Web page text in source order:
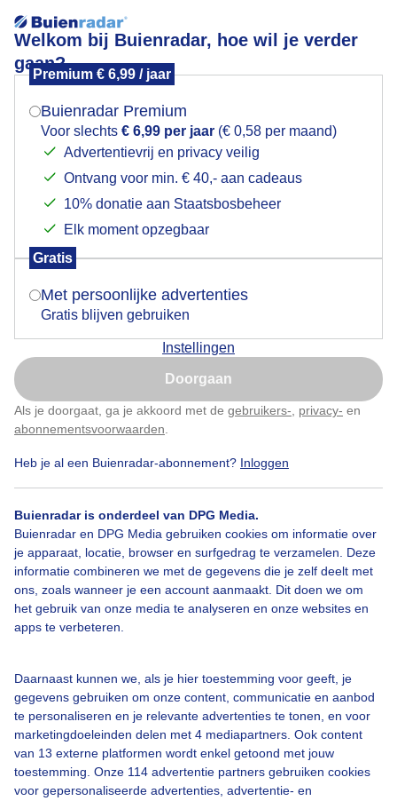
Welkom bij Buienradar, hoe wil je verder
gaan?
Premium € 6,99 / jaar
Buienradar Premium
Voor slechts € 6,99 per jaar (€ 0,58 per maand)
Advertentievrij en privacy veilig
Ontvang voor min. € 40,- aan cadeaus
10% donatie aan Staatsbosbeheer
Elk moment opzegbaar
Gratis
Met persoonlijke advertenties
Gratis blijven gebruiken
Instellingen
Doorgaan
Als je doorgaat, ga je akkoord met de gebruikers- privacy- en
abonnementsvoorwaarden
Heb je al een Buienradar-abonnement? Inloggen
Buienradar is onderdeel van DPG Media.
Buienradar en DPG Media gebruiken cookies om informatie over
je apparaat, locatie, browser en surfgedrag te verzamelen. Deze
informatie combineren we met de gegevens die je zelf deelt met
ons, zoals wanneer je een account aanmaakt. Dit doen we om
het gebruik van onze media te analyseren en onze websites en
apps te verbeteren.
Daarnaast kunnen we, als je hier toestemming voor geeft, je
gegevens gebruiken om onze content, communicatie en aanbod
te personaliseren en je relevante advertenties te tonen, en voor
marketingdoeleinden delen met 4 mediapartners. Ook content
van 13 externe platformen wordt enkel getoond met jouw
toestemming. Onze 114 advertentie partners gebruiken cookies
voor gepersonaliseerde advertenties, advertentie- en
Meestal zonnig
Een mix van zon en wolken.
Door: Toon Boons Gemaakt: 22-10-2024, 52x bekeken
Bekijk slideshow
Een moment geduld aub...
Mogen we je locatie gebruiken voor het
Indien je hier nog geen akkoord op hebt gegeven,
verschijnt er zo een pop-up uit je browser waarin
Is goed, toon de popup
Nu niet, misschien later
Klik hierom dit aan te passen